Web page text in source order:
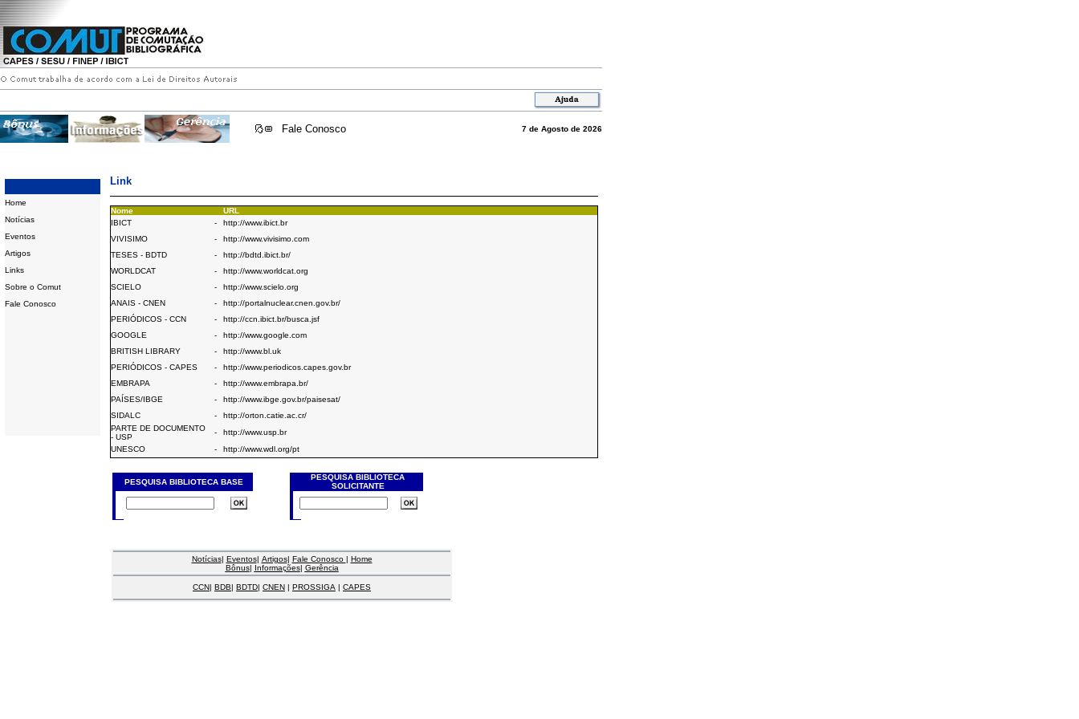
Fale Conosco 7 de Agosto de 2026
Home
Notícias
Eventos
Artigos
Links
Sobre o Comut
Fale Conosco
Link
Nome
URL
IBICT
-
http://www.ibict.br
VIVISIMO
-
http://www.vivisimo.com
TESES - BDTD
-
http://bdtd.ibict.br/
WORLDCAT
-
http://www.worldcat.org
SCIELO
-
http://www.scielo.org
ANAIS - CNEN
-
http://portalnuclear.cnen.gov.br/
PERIÓDICOS - CCN
-
http://ccn.ibict.br/busca.jsf
GOOGLE
-
http://www.google.com
BRITISH LIBRARY
-
http://www.bl.uk
PERIÓDICOS - CAPES
-
http://www.periodicos.capes.gov.br
EMBRAPA
-
http://www.embrapa.br/
PAÍSES/IBGE
-
http://www.ibge.gov.br/paisesat/
SIDALC
-
http://orton.catie.ac.cr/
PARTE DE DOCUMENTO
- USP
-
http://www.usp.br
UNESCO
- http://www.wdl.org/pt
PESQUISA BIBLIOTECA BASE
PESQUISA BIBLIOTECA
SOLICITANTE
Notícias| Eventos| Artigos| Fale Conosco | Home
Bônus| Informações| Gerência
CCN| BDB| BDTD| CNEN | PROSSIGA | CAPES